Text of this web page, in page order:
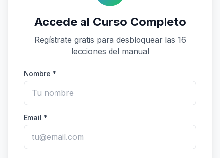
Accede al Curso Completo
Regístrate gratis para desbloquear las 16
lecciones del manual
Nombre *
Email *